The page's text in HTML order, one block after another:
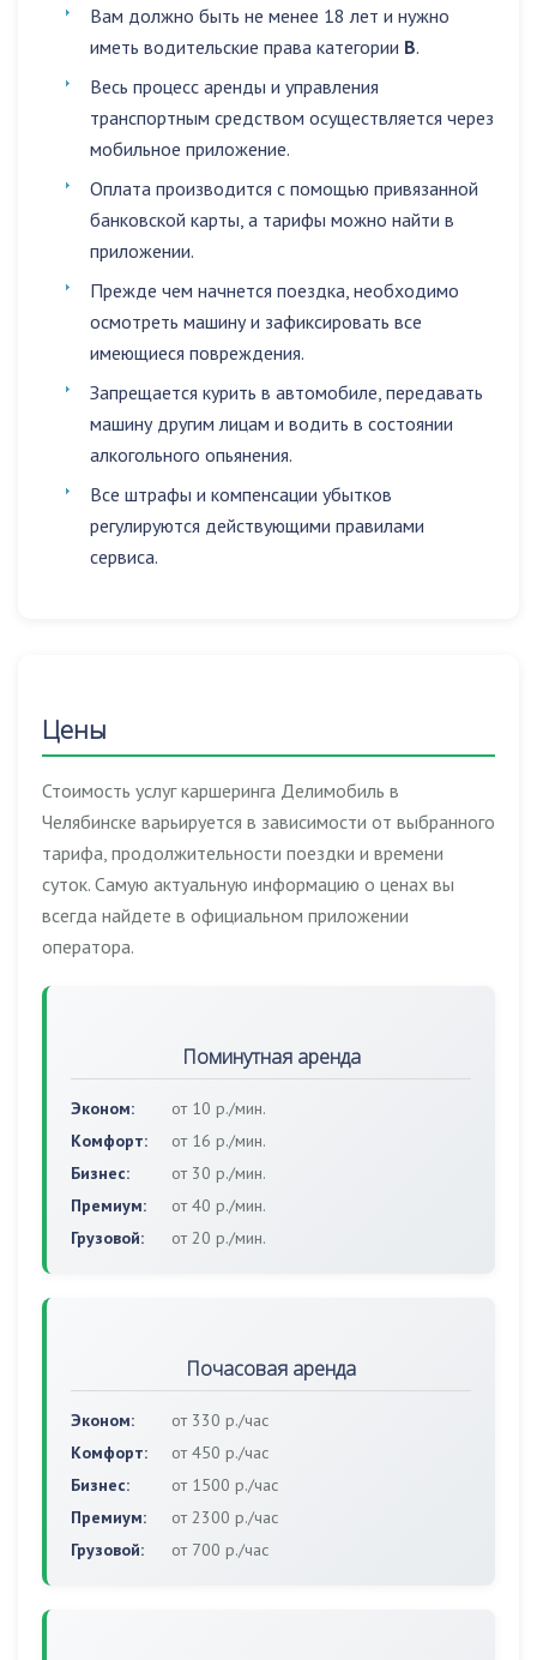
Вам должно быть не менее 18 лет и нужно
иметь водительские права категории B.
Весь процесс аренды и управления
транспортным средством осуществляется через
мобильное приложение.
Оплата производится с помощью привязанной
банковской карты, а тарифы можно найти в
приложении.
Прежде чем начнется поездка, необходимо
осмотреть машину и зафиксировать все
имеющиеся повреждения.
Запрещается курить в автомобиле, передавать
машину другим лицам и водить в состоянии
алкогольного опьянения.
Все штрафы и компенсации убытков
регулируются действующими правилами
сервиса.
Цены
Стоимость услуг каршеринга Делимобиль в
Челябинске варьируется в зависимости от выбранного
тарифа, продолжительности поездки и времени
суток. Самую актуальную информацию о ценах вы
всегда найдете в официальном приложении
оператора.
Поминутная аренда
Эконом:
от 10 р./мин.
Комфорт:
от 16 р./мин.
Бизнес:
от 30 р./мин.
Премиум:
от 40 р./мин.
Грузовой:
от 20 р./мин.
Почасовая аренда
Эконом:
от 330 р./час
Комфорт:
от 450 р./час
Бизнес:
от 1500 р./час
Премиум:
от 2300 р./час
Грузовой:
от 700 р./час